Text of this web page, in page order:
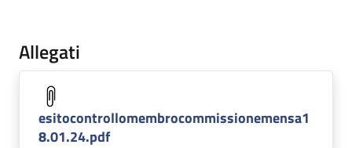
Allegati
esitocontrollomembrocommissionemensa1
8.01.24.pdf